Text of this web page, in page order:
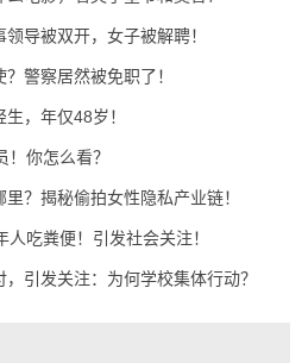
导被双开，女子被解聘！
警察居然被免职了！
，年仅48岁！
你怎么看？
？揭秘偷拍女性隐私产业链！
吃粪便！引发社会关注！
引发关注：为何学校集体行动？